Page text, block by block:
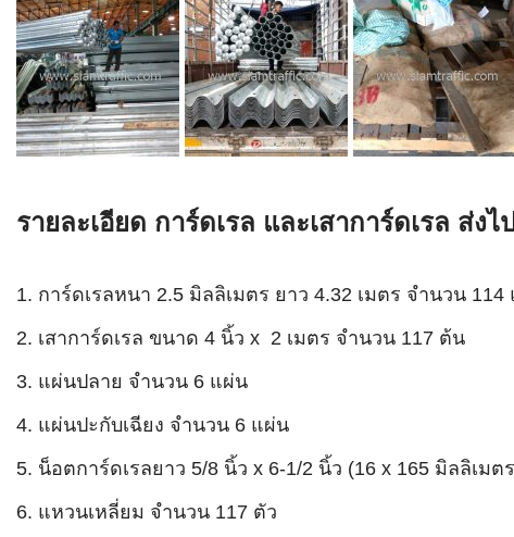
รายละเอียด การ์ดเรล และเสาการ์ดเรล ส่
การ์ดเรลหนา 2.5 มิลลิเมตร ยาว 4.32 เมตร จำนวน 114
เสาการ์ดเรล ขนาด 4 นิ้ว x 2 เมตร จำนวน 117 ต้น
แผ่นปลาย จำนวน 6 แผ่น
แผ่นปะกับเฉียง จำนวน 6 แผ่น
น็อตการ์ดเรลยาว 5/8 นิ้ว x 6-1/2 นิ้ว (16 x 165 มิลลิเมต
แหวนเหลี่ยม จำนวน 117 ตัว